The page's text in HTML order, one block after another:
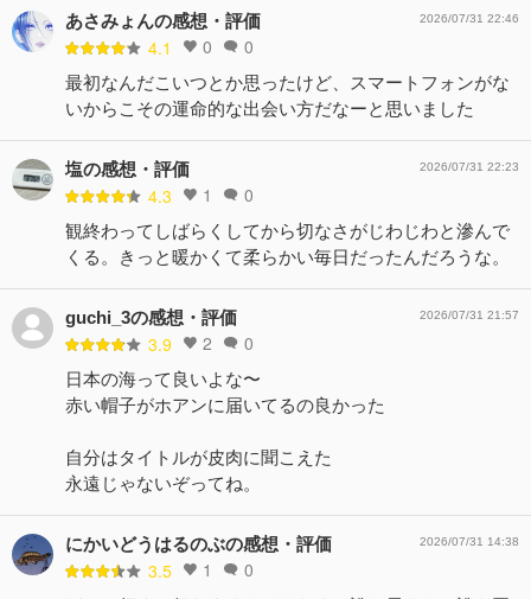
あさみょんの感想・評価
4.1 0 0
2026/07/31 22:46
最初なんだこいつとか思ったけど、スマートフォンがな
いからこその運命的な出会い方だなーと思いました
塩の感想・評価
4.3 1 0
2026/07/31 22:23
観終わってしばらくしてから切なさがじわじわと滲んで
くる。きっと暖かくて柔らかい毎日だったんだろうな。
guchi_3の感想・評価
3.9 2 0
2026/07/31 21:57
日本の海って良いよな〜
赤い帽子がホアンに届いてるの良かった
自分はタイトルが皮肉に聞こえた
永遠じゃないぞってね。
にかいどうはるのぶの感想・評価
3.5 1 0
2026/07/31 14:38